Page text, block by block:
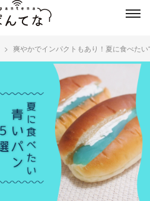
爽やかでインパクトもあり！夏に食べたい